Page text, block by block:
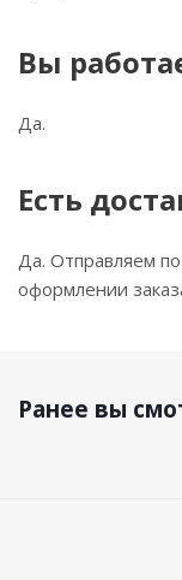
Вы
Да.
Есть
Да. Отправляем
оформлении
Ранее вы